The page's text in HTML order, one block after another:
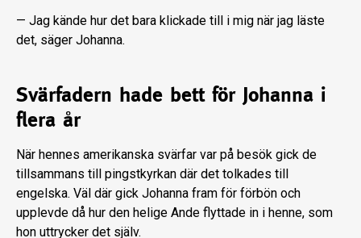
— Jag kände hur det bara klickade till i mig när jag läste
det, säger Johanna.
Svärfadern hade bett för Johanna i
flera år
När hennes amerikanska svärfar var på besök gick de
tillsammans till pingstkyrkan där det tolkades till
engelska. Väl där gick Johanna fram för förbön och
upplevde då hur den helige Ande flyttade in i henne, som
hon uttrycker det själv.